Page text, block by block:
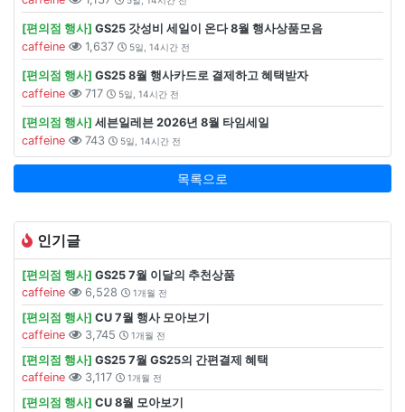
[편의점 행사] GS25 갓성비 세일이 온다 8월 행사상품모음
caffeine
1,637 5일, 14시간 전
[편의점 행사] GS25 8월 행사카드로 결제하고 혜택받자
caffeine
717 5일, 14시간 전
[편의점 행사] 세븐일레븐 2026년 8월 타임세일
caffeine
743 5일, 14시간 전
목록으로
인기글
[편의점 행사] GS25 7월 이달의 추천상품
caffeine
6,528 1개월 전
[편의점 행사] CU 7월 행사 모아보기
caffeine
3,745 1개월 전
[편의점 행사] GS25 7월 GS25의 간편결제 혜택
caffeine
3,117 1개월 전
[편의점 행사] CU 8월 모아보기